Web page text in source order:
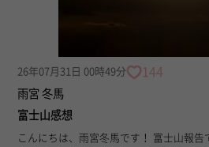
26年07月31日 00時49分 144
雨宮 冬馬
富士山感想
こんにちは、雨宮冬馬です！ 富士山報告です。 まぁ無事登頂して下